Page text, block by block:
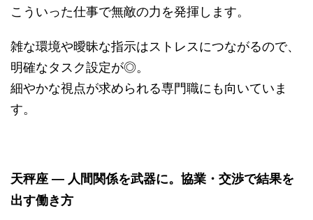
こういった仕事で無敵の力を発揮します。
雑な環境や曖昧な指示はストレスにつながるので、
明確なタスク設定が◎。
細やかな視点が求められる専門職にも向いていま
す。
天秤座 ― 人間関係を武器に。協業・交渉で結果を
出す働き方